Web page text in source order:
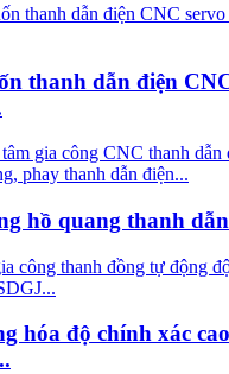
thanh dẫn điện
hồ quang thanh
hóa độ chính xác cao